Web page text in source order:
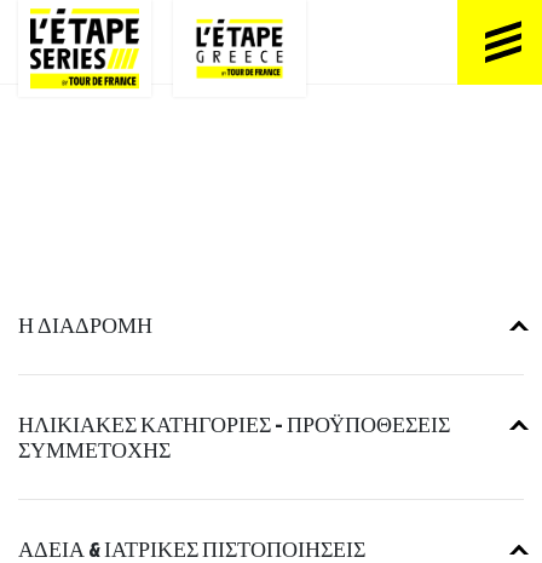
Η ΔΙΑΔΡΟΜΗ
ΗΛΙΚΙΑΚΕΣ ΚΑΤΗΓΟΡΙΕΣ – ΠΡΟΫΠΟΘΕΣΕΙΣ
ΣΥΜΜΕΤΟΧΗΣ
ΑΔΕΙΑ & ΙΑΤΡΙΚΕΣ ΠΙΣΤΟΠΟΙΗΣΕΙΣ